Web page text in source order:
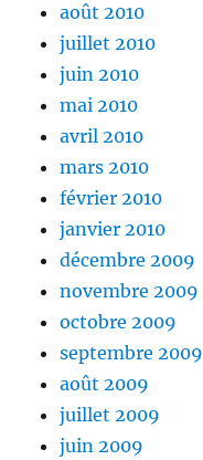
août 2010
juillet 2010
juin 2010
mai 2010
avril 2010
mars 2010
février 2010
janvier 2010
décembre 2009
novembre 2009
octobre 2009
septembre 2009
août 2009
juillet 2009
juin 2009